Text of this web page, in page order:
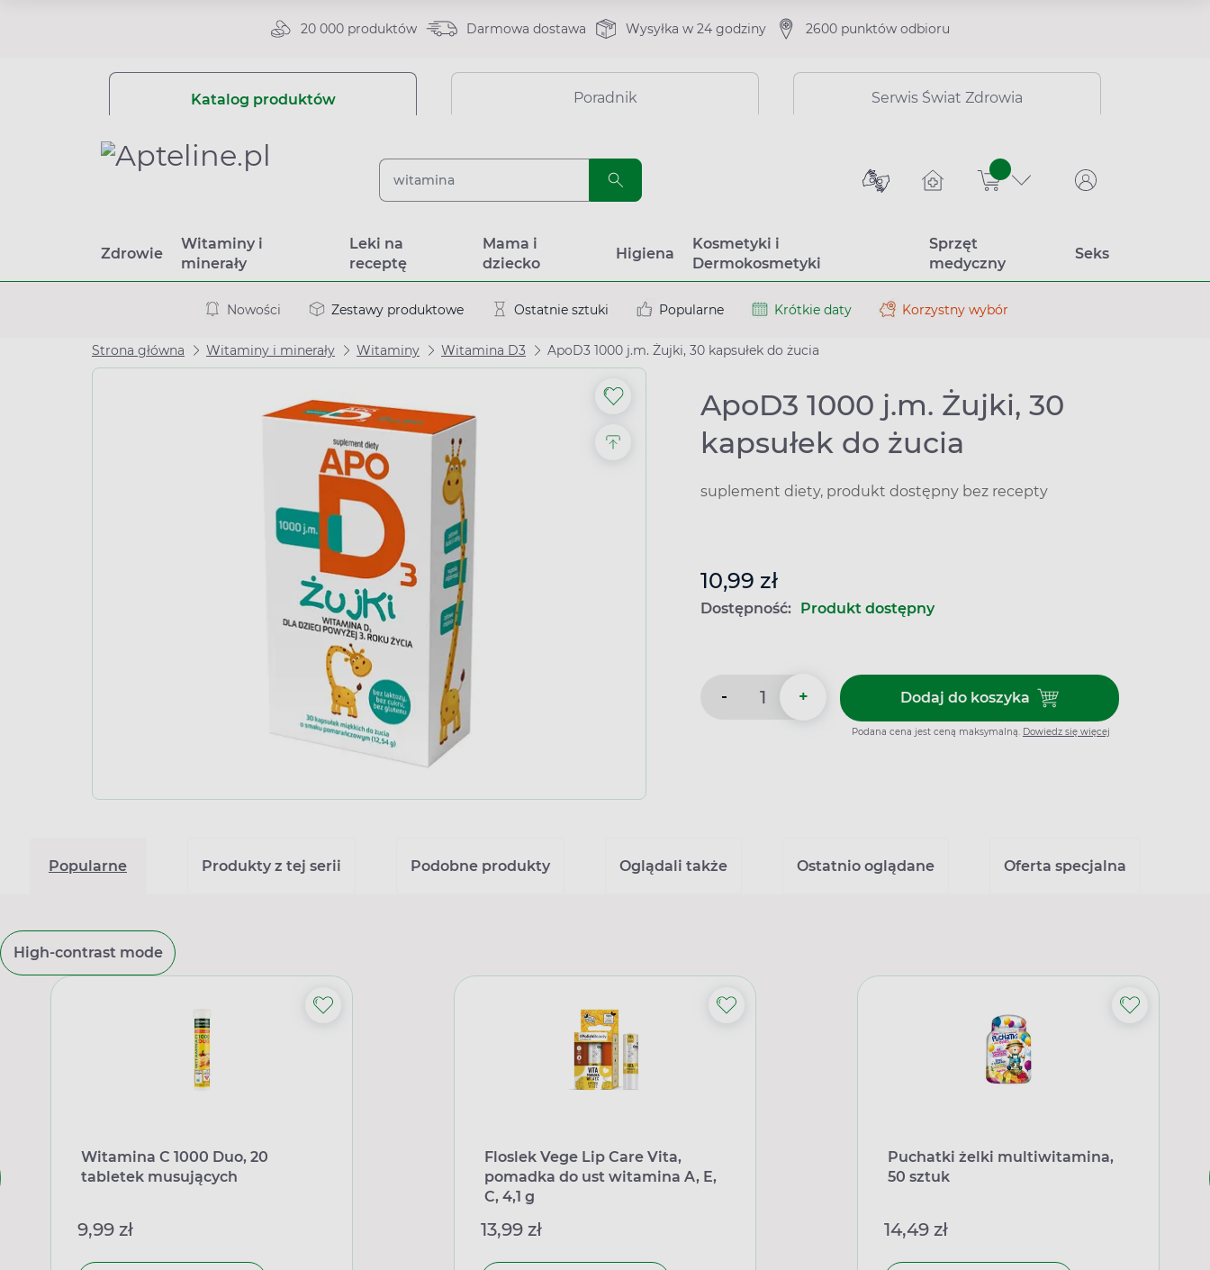
20 000 produktów Darmowa dostawa Wysyłka w 24 godziny 2600 punktów odbioru
Katalog produktów Poradnik Serwis Świat Zdrowia
sztuk
Zdrowie
Witaminy i
minerały
Leki na
receptę
Mama i
dziecko
Higiena
Kosmetyki i
Dermokosmetyki
Sprzęt
medyczny
Seks
Nowości Zestawy produktowe Ostatnie sztuki Popularne Krótkie daty Korzystny wybór
Strona główna Witaminy i minerały Witaminy Witamina D3 ApoD3 1000 j.m. Żujki, 30 kapsułek do żucia
ApoD3 1000 j.m. Żujki, 30
kapsułek do żucia
suplement diety, produkt dostępny bez recepty
10,99 zł
Dostępność: Produkt dostępny
- + Dodaj do koszykaDodaj do koszyka ApoD3 1000
Podana cena jest ceną maksymalną. Dowiedz się więcej
Popularne Produkty z tej serii Podobne produkty Oglądali także Ostatnio oglądane Oferta specjalna
High-contrast mode
Witamina C 1000 Duo, 20
tabletek musujących
9,99 zł
Floslek Vege Lip Care Vita,
pomadka do ust witamina A, E,
C, 4,1 g
13,99 zł
Puchatki żelki multiwitamina,
50 sztuk
14,49 zł